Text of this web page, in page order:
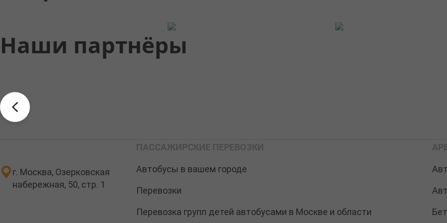
Наши партнёры
г. Москва, Озерковская
набережная, 50, стр. 1
ПАССАЖИРСКИЕ ПЕРЕВОЗКИ
Автобусы в вашем городе
Перевозки
Перевозка групп детей автобусами в Москве и области